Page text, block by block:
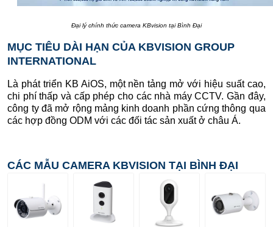
Đại lý chính thức camera KBvision tại Bình Đại
MỤC TIÊU DÀI HẠN CỦA KBVISION GROUP
INTERNATIONAL
Là phát triển KB AiOS, một nền tảng mở với hiệu suất cao,
chi phí thấp và cấp phép cho các nhà máy CCTV. Gần đây,
công ty đã mở rộng mảng kinh doanh phần cứng thông qua
các hợp đồng ODM với các đối tác sản xuất ở châu Á.
CÁC MẪU CAMERA KBVISION TẠI BÌNH ĐẠI